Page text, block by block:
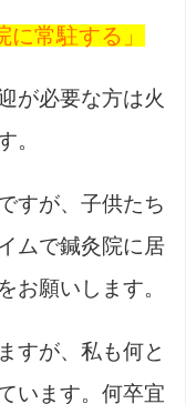
に常駐する」
が必要な方は火
。
すが、子供たち
ムで鍼灸院に居
お願いします。
すが、私も何と
います。何卒宜